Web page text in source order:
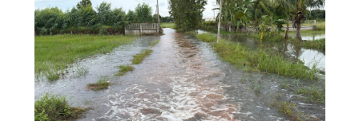
จัดการน้ำเชิงรุก เร่งเพิ่มน้ำต้นทุนให้ภาคการเกษตร รองรับทั้ง
ฤดูแล้งและฤดูน้ำหลาก